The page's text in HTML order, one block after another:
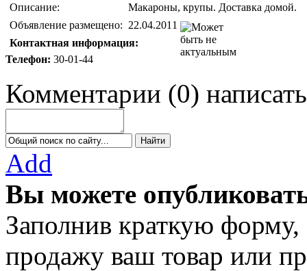
Описание:
Макароны, крупы. Доставка домой.
Объявление размещено: 22.04.2011
Контактная информация:
Телефон: 30-01-44
Комментарии (0) написать
Add
Вы можете
Заполнив краткую
продажу ваш товар или